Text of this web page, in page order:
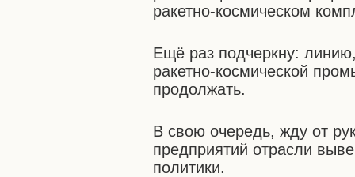
ракетно-космическом
Ещё раз подчеркну:
ракетно-космической
продолжать.
В свою очередь, жду от
предприятий отрасли
политики.